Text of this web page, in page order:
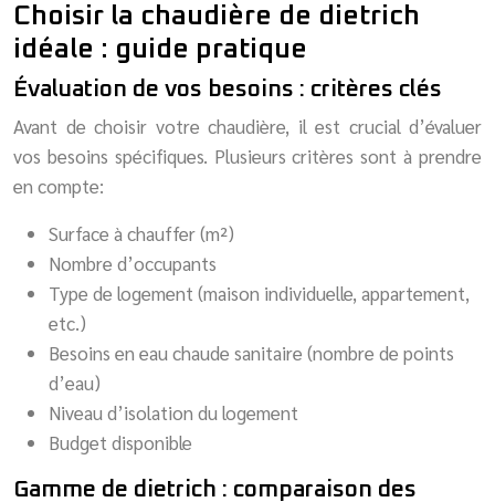
Choisir la chaudière de dietrich
idéale : guide pratique
Évaluation de vos besoins : critères clés
Avant de choisir votre chaudière, il est crucial d’évaluer
vos besoins spécifiques. Plusieurs critères sont à prendre
en compte:
Surface à chauffer (m²)
Nombre d’occupants
Type de logement (maison individuelle, appartement,
etc.)
Besoins en eau chaude sanitaire (nombre de points
d’eau)
Niveau d’isolation du logement
Budget disponible
Gamme de dietrich : comparaison des